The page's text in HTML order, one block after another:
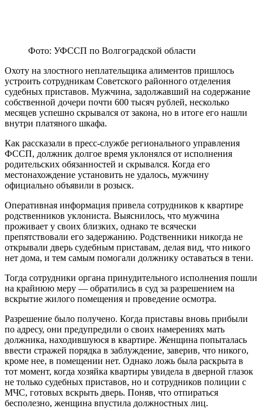
Фото: УФССП по Волгоградской области
Охоту на злостного неплательщика алиментов пришлось
устроить сотрудникам Советского районного отделения
судебных приставов. Мужчина, задолжавший на содержание
собственной дочери почти 600 тысяч рублей, несколько
месяцев успешно скрывался от закона, но в итоге его нашли
внутри платяного шкафа.
Как рассказали в пресс-службе регионального управления
ФССП, должник долгое время уклонялся от исполнения
родительских обязанностей и скрывался. Когда его
местонахождение установить не удалось, мужчину
официально объявили в розыск.
Оперативная информация привела сотрудников к квартире
родственников уклониста. Выяснилось, что мужчина
проживает у своих близких, однако те всячески
препятствовали его задержанию. Родственники никогда не
открывали дверь судебным приставам, делая вид, что никого
нет дома, и тем самым помогали должнику оставаться в тени.
Тогда сотрудники органа принудительного исполнения пошли
на крайнюю меру — обратились в суд за разрешением на
вскрытие жилого помещения и проведение осмотра.
Разрешение было получено. Когда приставы вновь прибыли
по адресу, они предупредили о своих намерениях мать
должника, находившуюся в квартире. Женщина попыталась
ввести стражей порядка в заблуждение, заверив, что никого,
кроме нее, в помещении нет. Однако ложь была раскрыта в
тот момент, когда хозяйка квартиры увидела в дверной глазок
не только судебных приставов, но и сотрудников полиции с
МЧС, готовых вскрыть дверь. Поняв, что отпираться
бесполезно, женщина впустила должностных лиц.